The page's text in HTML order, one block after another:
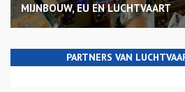
MIJNBOUW, EU EN LUCHTVAART
PARTNERS VAN